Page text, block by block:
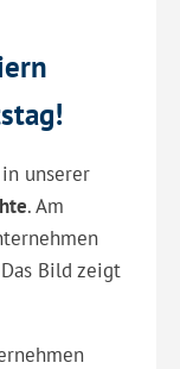
unserer
. Am
Bild zeigt